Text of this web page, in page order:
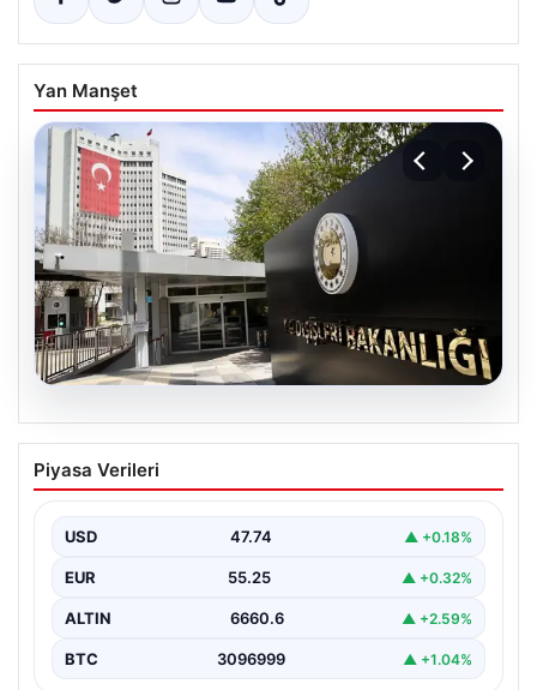
Yan Manşet
07.08.2026
Dışişleri Sözcüsü Keçeli’den
Yunanistan açıklaması. “Ülkemiz
doğurmayacaktır”
Piyasa Verileri
USD 47.74 ▲ +0.18%
EUR 55.25 ▲ +0.32%
ALTIN 6660.6 ▲ +2.59%
BTC 3096999 ▲ +1.04%